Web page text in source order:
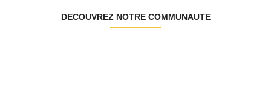
DÉCOUVREZ NOTRE COMMUNAUTÉ